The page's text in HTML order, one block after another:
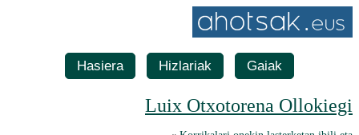
Hasiera Hizlariak Gaiak
Luix Otxotorena Ollokiegi